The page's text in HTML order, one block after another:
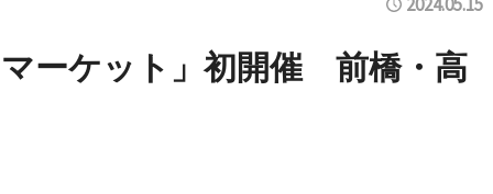
ーケット」初開催 前橋・高